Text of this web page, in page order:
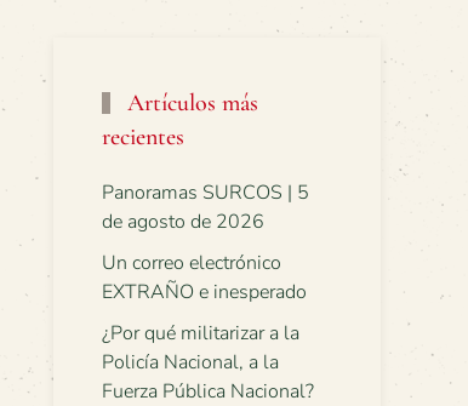
Artículos más
recientes
Panoramas SURCOS | 5
de agosto de 2026
Un correo electrónico
EXTRAÑO e inesperado
¿Por qué militarizar a la
Policía Nacional, a la
Fuerza Pública Nacional?